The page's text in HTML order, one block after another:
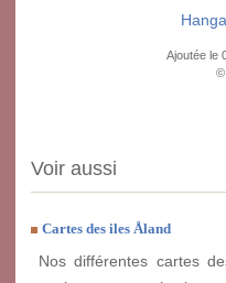
Ajoutée le
©
Voir aussi
Cartes des iles Åland
Nos différentes cartes